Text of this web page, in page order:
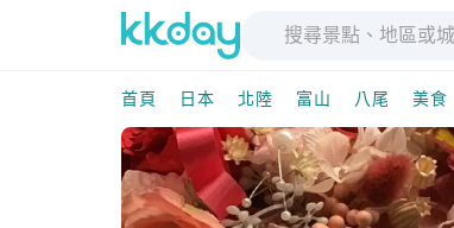
首頁 日本 北陸 富山 八尾 美食